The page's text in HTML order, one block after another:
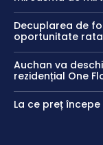
Decuplarea de
oportunitate
Auchan va
rezidențial One
La ce preț